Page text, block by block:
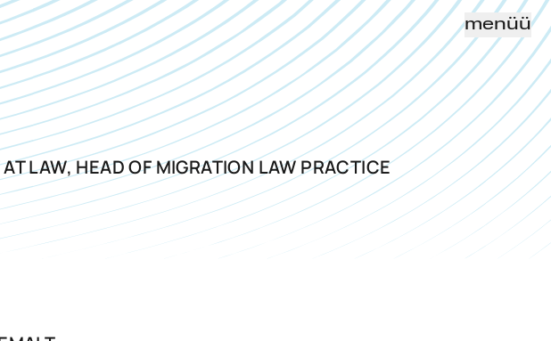
menüü
LAW, HEAD OF MIGRATION LAW PRACTICE